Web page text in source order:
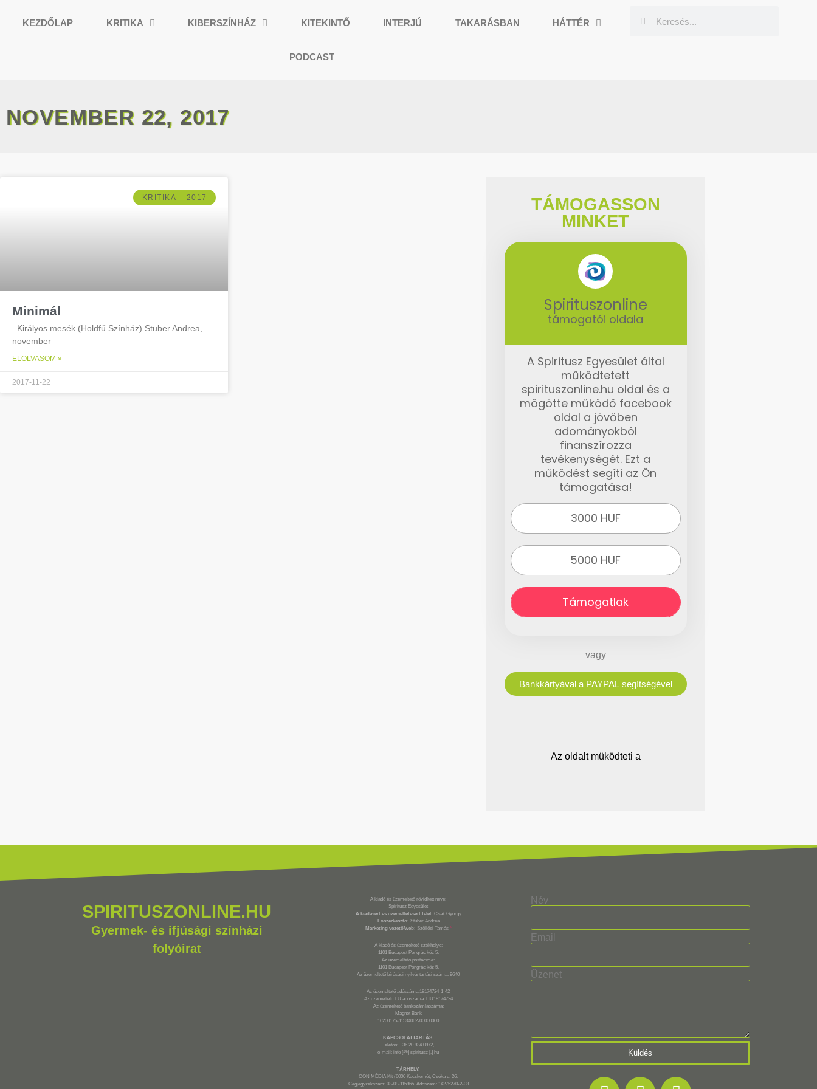
KEZDŐLAP KRITIKA KIBERSZÍNHÁZ KITEKINTŐ INTERJÚ TAKARÁSBAN HÁTTÉR
PODCAST
NOVEMBER 22, 2017
KRITIKA – 2017
Minimál
Királyos mesék (Holdfű Színház) Stuber Andrea,
november
ELOLVASOM »
2017-11-22
TÁMOGASSON
MINKET
Spirituszonline
támogatói oldala
A Spiritusz Egyesület által
működtetett
spirituszonline.hu oldal és a
mögötte működő facebook
oldal a jövőben
adományokból
finanszírozza
tevékenységét. Ezt a
működést segíti az Ön
támogatása!
3000 HUF
5000 HUF
Támogatlak
vagy
Bankkártyával a PAYPAL segítségével
Az oldalt müködteti a
SPIRITUSZONLINE.HU
Gyermek- és ifjúsági színházi
folyóirat
A kiadó és üzemeltető rövidített neve:
Spiritusz Egyesület
A kiadásért és üzemeltetésért felel: Csák György
Főszerkesztő: Stuber Andrea
Marketing vezető/web: Szöllősi Tamás *
A kiadó és üzemeltető székhelye:
1101 Budapest Pongrác köz 5.
Az üzemeltető postacíme:
1101 Budapest Pongrác köz 5.
Az üzemeltető bírósági nyilvántartási száma: 9640
Az üzemeltető adószáma:18174724-1-42
Az üzemeltető EU adószáma: HU18174724
Az üzemeltető bankszámlaszáma:
Magnet Bank
16200175-11534062-00000000
KAPCSOLATTARTÁS:
Telefon: +36 20 934 0972,
e-mail: info [@] spiritusz [.] hu
TÁRHELY:
CON MÉDIA Kft (6000 Kecskemét, Csóka u. 26.
Cégjegyzékszám: 03-09-115965. Adószám: 14275270-2-03
Név
Email
Üzenet
Küldés